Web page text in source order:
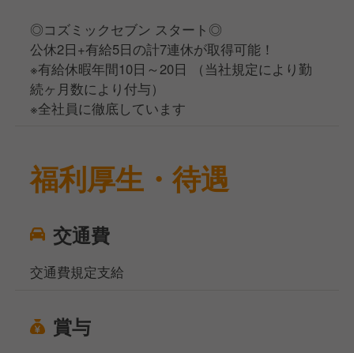
◎コズミックセブン スタート◎
公休2日+有給5日の計7連休が取得可能！
※有給休暇年間10日～20日 （当社規定により勤
続ヶ月数により付与）
※全社員に徹底しています
福利厚生・待遇
交通費
交通費規定支給
賞与